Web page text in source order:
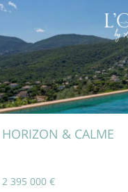
HORIZON & CALME
2 395 000 €